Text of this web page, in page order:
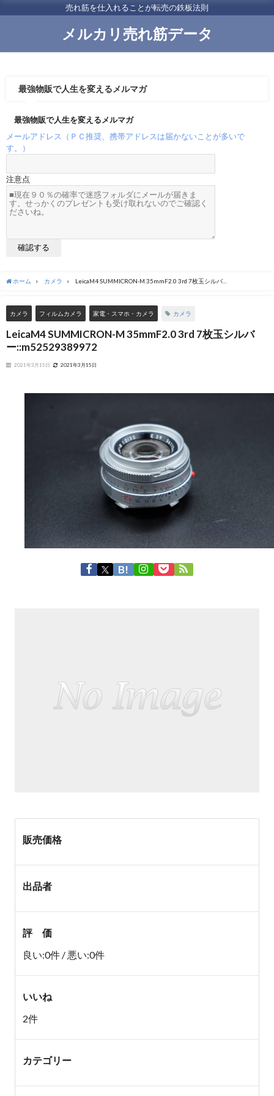
売れ筋を仕入れることが転売の鉄板法則
メルカリ売れ筋データ
最強物販で人生を変えるメルマガ
最強物販で人生を変えるメルマガ
メールアドレス（ＰＣ推奨、携帯アドレスは届かないことが多いで
す。）
注意点
ホーム カメラ
LeicaM4 SUMMICRON-M 35mmF2.0 3rd 7枚玉シルバ
カメラ フィルムカメラ 家電・スマホ・カメラ カメラ
LeicaM4 SUMMICRON-M 35mmF2.0 3rd 7枚玉シルバ
ー::m52529389972
2021年3月15日 2021年3月15日
販売価格
出品者
評 価
良い:0件 / 悪い:0件
いいね
2件
カテゴリー